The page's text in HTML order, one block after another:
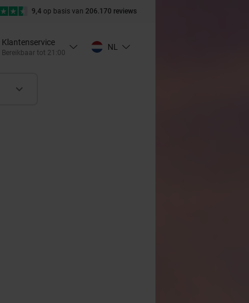
9,4 op basis van 206.170 reviews
Klantenservice
Bereikbaar tot 21:00
NL